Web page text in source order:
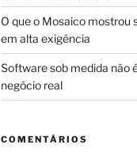
O que o Mosaico mostrou
em alta exigência
Software sob medida não
negócio real
COMENTÁRIOS